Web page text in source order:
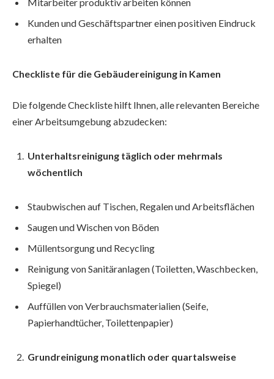
Kunden und Geschäftspartner einen positiven Eindruck
erhalten
Checkliste für die Gebäudereinigung in Kamen
Die folgende Checkliste hilft Ihnen, alle relevanten Bereiche
einer Arbeitsumgebung abzudecken:
Unterhaltsreinigung täglich oder mehrmals
wöchentlich
Staubwischen auf Tischen, Regalen und Arbeitsflächen
Saugen und Wischen von Böden
Müllentsorgung und Recycling
Reinigung von Sanitäranlagen (Toiletten, Waschbecken,
Spiegel)
Auffüllen von Verbrauchsmaterialien (Seife,
Papierhandtücher, Toilettenpapier)
Grundreinigung monatlich oder quartalsweise